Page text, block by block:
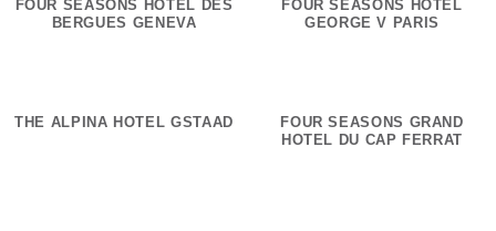
FOUR SEASONS HÔTEL DES
BERGUES GENEVA
FOUR SEASONS HOTEL
GEORGE V PARIS
THE ALPINA HOTEL GSTAAD
FOUR SEASONS GRAND
HOTEL DU CAP FERRAT